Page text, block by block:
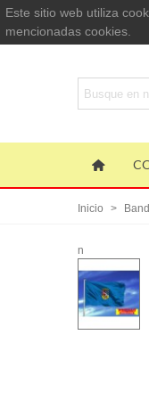
Este sitio web utiliza
mencionadas cookies.
Inicio >
n